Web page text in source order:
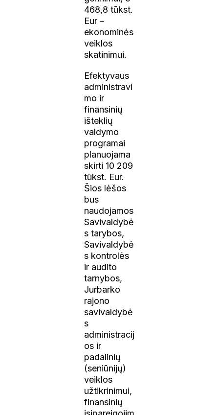
468,8 tūkst.
Eur –
ekonominės
veiklos
skatinimui.
Efektyvaus
administravi
mo ir
finansinių
išteklių
valdymo
programai
planuojama
skirti 10 209
tūkst. Eur.
Šios lėšos
bus
naudojamos
Savivaldybė
s tarybos,
Savivaldybė
s kontrolės
ir audito
tarnybos,
Jurbarko
rajono
savivaldybė
s
administracij
os ir
padalinių
(seniūnijų)
veiklos
užtikrinimui,
finansinių